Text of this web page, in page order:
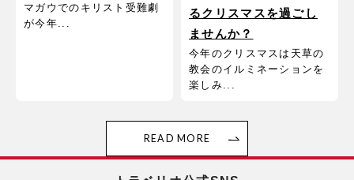
マガウでのキリスト受難劇
が今年...
るクリスマスを過ごし
ませんか？
今年のクリスマスは天草の
教会のイルミネーションを
楽しみ...
READ MORE